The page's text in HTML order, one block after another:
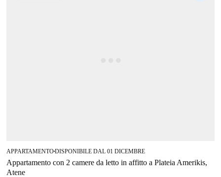
APPARTAMENTO■DISPONIBILE DAL 01 DICEMBRE
Appartamento con 2 camere da letto in affitto a Plateia Amerikis,
Atene